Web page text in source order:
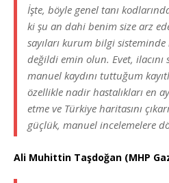
İşte, böyle genel tanı
ki şu an dahi benim size arz
sayıları kurum bilgi
değildi emin olun. Evet, ilacını
manuel kaydını tuttuğum
özellikle nadir hastalıkları en
etme ve Türkiye haritasını
güçlük, manuel incelemelere
Ali Muhittin Taşdoğan (MHP